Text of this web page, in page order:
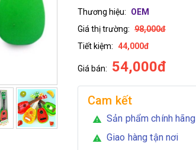
Thương hiệu:
OEM
Giá thị trường: 98,000đ
Tiết kiệm: 44,000đ
Giá bán: 54,000đ
Cam kết
warning Sản phẩm chính hãng
warning Giao hàng tận nơi